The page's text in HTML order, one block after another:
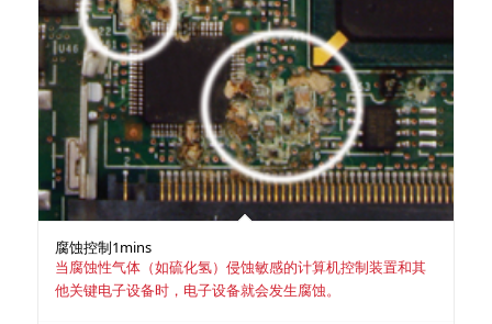
腐蚀控制1mins
当腐蚀性气体（如硫化氢）侵蚀敏感的计算机控制装置和其
他关键电子设备时，电子设备就会发生腐蚀。